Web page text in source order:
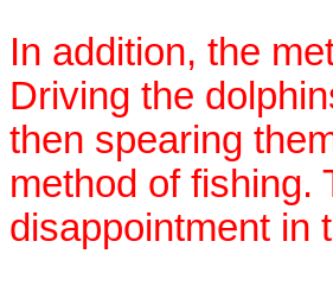
In addition, the
Driving the
then spearing
method of fishing.
disappointment in